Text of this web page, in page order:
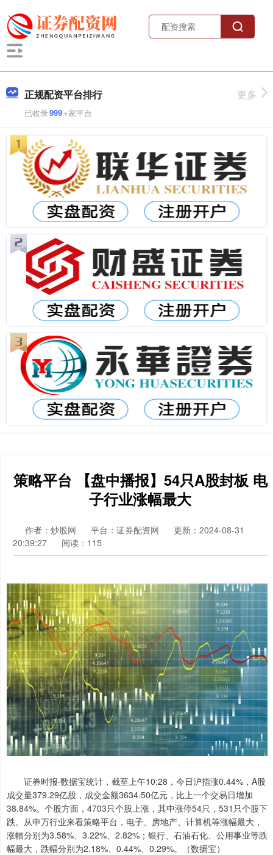
正规配资平台排行
已收录999+家平台
更多
策略平台 【盘中播报】54只A股封板 电
子行业涨幅最大
作者：炒股网 平台：证券配资网
更新：2024-08-31
20:39:27
阅读：115
证券时报·数据宝统计，截至上午10:28，今日沪指涨0.44%，A股
成交量379.29亿股，成交金额3634.50亿元，比上一个交易日增加
38.84%。个股方面，4703只个股上涨，其中涨停54只，531只个股下
跌。从申万行业来看策略平台，电子、房地产、计算机等涨幅最大，
涨幅分别为3.58%、3.22%、2.82%；银行、石油石化、公用事业等跌
幅最大，跌幅分别为2.18%、0.44%、0.29%。（数据宝）